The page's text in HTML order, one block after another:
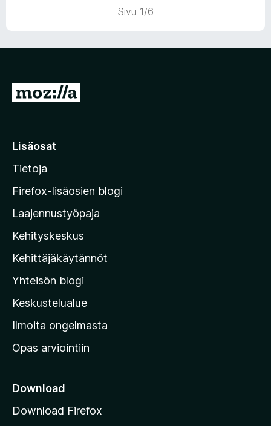
Sivu 1/6
S
r
y
M
z
i
l
a
n
v
r
k
s
Lisäosat
Tietoja
Firefox-lisäosien blogi
Laajennustyöpaja
Kehityskeskus
Kehittäjäkäytännöt
Yhteisön blogi
Keskustelualue
Ilmoita ongelmasta
Opas arviointiin
Download
Download Firefox